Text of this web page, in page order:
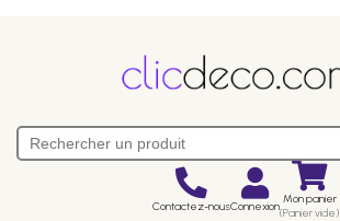
Contactez-nousConnexion Mon panier
(Panier vide)